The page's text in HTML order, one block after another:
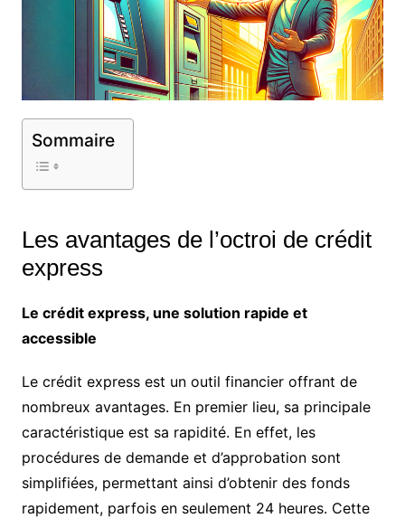
Sommaire
Les avantages de l’octroi de crédit
express
Le crédit express, une solution rapide et
accessible
Le crédit express est un outil financier offrant de
nombreux avantages. En premier lieu, sa principale
caractéristique est sa rapidité. En effet, les
procédures de demande et d’approbation sont
simplifiées, permettant ainsi d’obtenir des fonds
rapidement, parfois en seulement 24 heures. Cette